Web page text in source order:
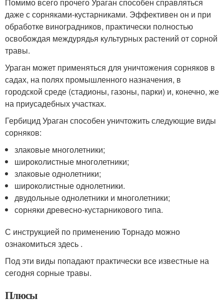
даже с сорняками-кустарниками. Эффективен он и при
обработке виноградников, практически полностью
освобождая междурядья культурных растений от сорной
травы.
Ураган может применяться для уничтожения сорняков в
садах, на полях промышленного назначения, в
городской среде (стадионы, газоны, парки) и, конечно, же
на приусадебных участках.
Гербицид Ураган способен уничтожить следующие виды
сорняков:
злаковые многолетники;
широколистные многолетники;
злаковые однолетники;
широколистные однолетники.
двудольные однолетники и многолетники;
сорняки древесно-кустарникового типа.
С инструкцией по применению Торнадо можно
ознакомиться здесь .
Под эти виды попадают практически все известные на
сегодня сорные травы.
Плюсы